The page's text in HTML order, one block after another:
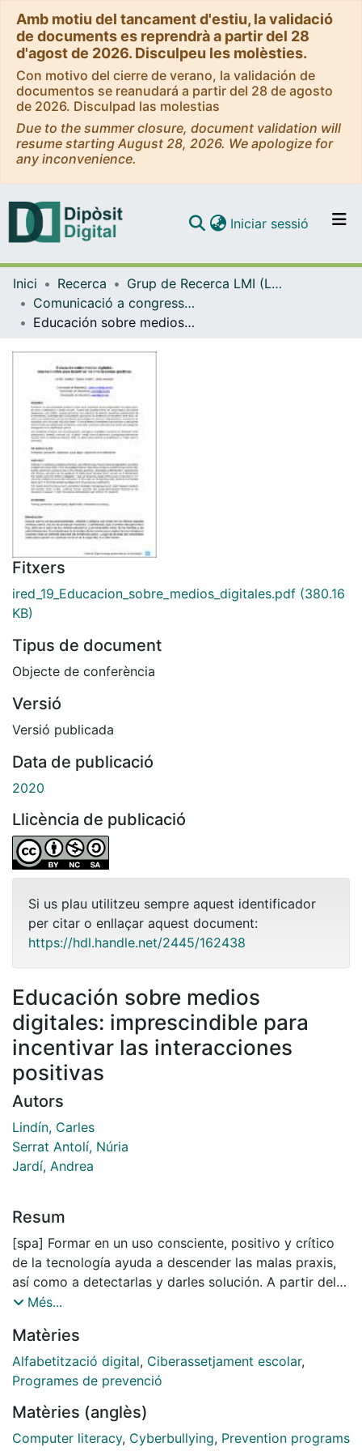
Amb motiu del tancament d'estiu, la validació
de documents es reprendrà a partir del 28
d'agost de 2026. Disculpeu les molèsties.
Con motivo del cierre de verano, la validación de
documentos se reanudará a partir del 28 de agosto
de 2026. Disculpad las molestias
Due to the summer closure, document validation will
resume starting August 28, 2026. We apologize for
any inconvenience.
Navega per tot el DD
Iniciar sessió (current)
Inici Recerca
Grup de Recerca LMI (Learning, Media and Inclusion)
Comunicació a congressos (Grup de Recerca LMI)
Educación sobre medios digitales: imprescindible para incentivar las interacciones positivas
Fitxers
ired_19_Educacion_sobre_medios_digitales.pdf (380.16
KB)
Tipus de document
Objecte de conferència
Versió
Versió publicada
Data de publicació
2020
Llicència de publicació
Si us plau utilitzeu sempre aquest identificador
per citar o enllaçar aquest document:
https://hdl.handle.net/2445/162438
Educación sobre medios
digitales: imprescindible para
incentivar las interacciones
positivas
Autors
Lindín, Carles
Serrat Antolí, Núria
Jardí, Andrea
Resum
[spa] Formar en un uso consciente, positivo y crítico
de la tecnología ayuda a descender las malas praxis,
así como a detectarlas y darles solución. A partir del
establecimiento de nueve tópicos de análisis
excesivo de internet, gambling, autenticación de
la información, ciberseguridad y privacidad),
apuntamos la existencia de relaciones entre ellos, así
investigación posterior. Seguidamente, mostramos los
resultados de la encuesta realizada sobre 137
Més...
Matèries
Alfabetització digital, Ciberassetjament escolar,
Programes de prevenció
Matèries (anglès)
Computer literacy, Cyberbullying, Prevention programs